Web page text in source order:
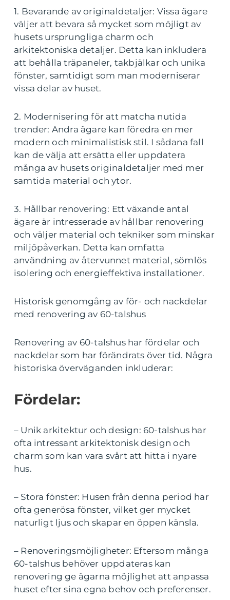
1. Bevarande av originaldetaljer: Vissa ägare
väljer att bevara så mycket som möjligt av
husets ursprungliga charm och
arkitektoniska detaljer. Detta kan inkludera
att behålla träpaneler, takbjälkar och unika
fönster, samtidigt som man moderniserar
vissa delar av huset.
2. Modernisering för att matcha nutida
trender: Andra ägare kan föredra en mer
modern och minimalistisk stil. I sådana fall
kan de välja att ersätta eller uppdatera
många av husets originaldetaljer med mer
samtida material och ytor.
3. Hållbar renovering: Ett växande antal
ägare är intresserade av hållbar renovering
och väljer material och tekniker som minskar
miljöpåverkan. Detta kan omfatta
användning av återvunnet material, sömlös
isolering och energieffektiva installationer.
Historisk genomgång av för- och nackdelar
med renovering av 60-talshus
Renovering av 60-talshus har fördelar och
nackdelar som har förändrats över tid. Några
historiska överväganden inkluderar:
Fördelar:
– Unik arkitektur och design: 60-talshus har
ofta intressant arkitektonisk design och
charm som kan vara svårt att hitta i nyare
hus.
– Stora fönster: Husen från denna period har
ofta generösa fönster, vilket ger mycket
naturligt ljus och skapar en öppen känsla.
– Renoveringsmöjligheter: Eftersom många
60-talshus behöver uppdateras kan
renovering ge ägarna möjlighet att anpassa
huset efter sina egna behov och preferenser.